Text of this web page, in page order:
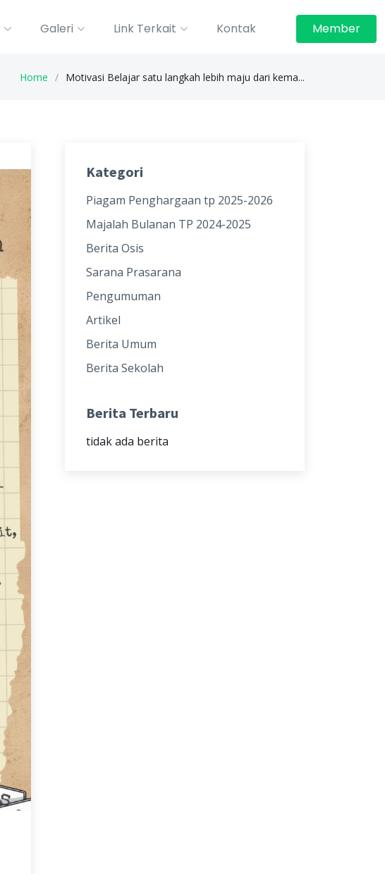
Galeri Link Terkait Kontak Member
Home Motivasi Belajar satu langkah lebih maju dari kema...
Kategori
Piagam Penghargaan tp 2025-2026
Majalah Bulanan TP 2024-2025
Berita Osis
Sarana Prasarana
Pengumuman
Artikel
Berita Umum
Berita Sekolah
Berita Terbaru
tidak ada berita